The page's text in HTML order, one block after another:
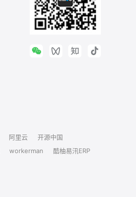
阿里云
开源中国
workerman
酷柚易汛ERP